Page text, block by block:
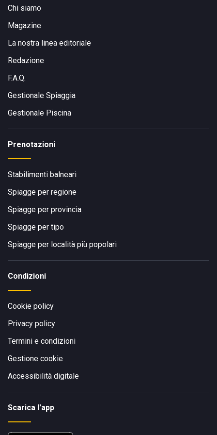
La struttura si trova nell'abitato di Viserba ed è
comodamente raggiungibile a piedi o in bicicletta.
Chi siamo
Magazine
La nostra linea editoriale
Redazione
F.A.Q.
Gestionale Spiaggia
Gestionale Piscina
Prenotazioni
Stabilimenti balneari
Spiagge per regione
Spiagge per provincia
Spiagge per tipo
Spiagge per località più popolari
Condizioni
Cookie policy
Privacy policy
Termini e condizioni
Gestione cookie
Accessibilità digitale
Scarica l'app